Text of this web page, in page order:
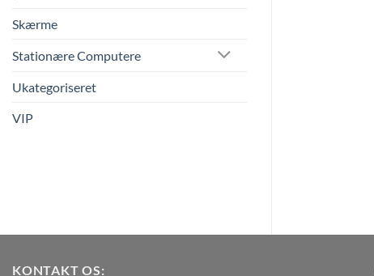
Skærme
Stationære Computere
Ukategoriseret
VIP
KONTAKT OS: